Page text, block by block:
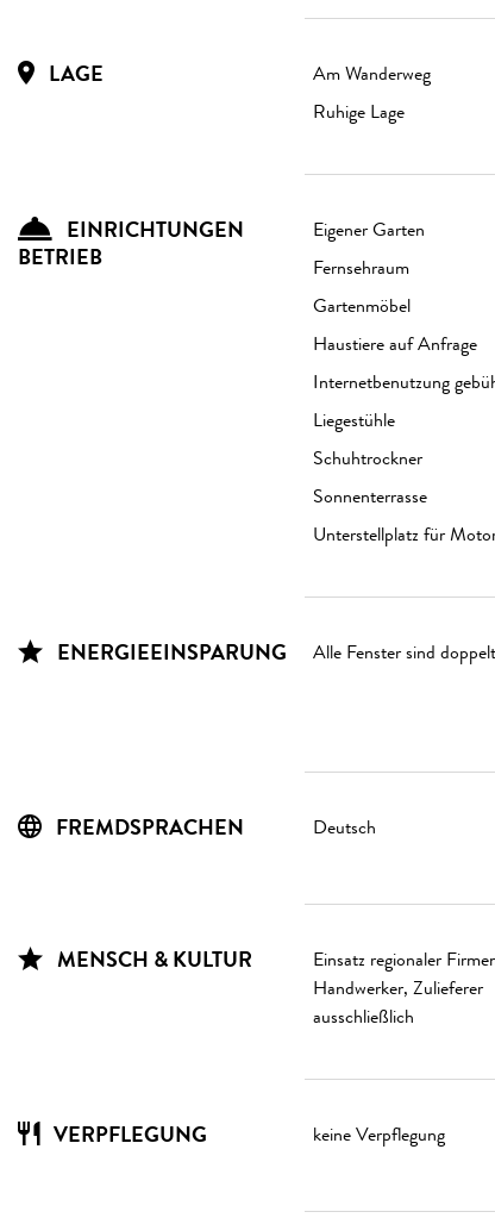
LAGE Am Wanderweg
Ruhige Lage
EINRICHTUNGEN
BETRIEB
Eigener Garten
Fernsehraum
Gartenmöbel
Haustiere auf Anfrage
Internetbenutzung
Liegestühle
Schuhtrockner
Sonnenterrasse
Unterstellplatz für
ENERGIEEINSPARUNG Alle Fenster sind
FREMDSPRACHEN Deutsch
MENSCH & KULTUR
Einsatz regionaler
Handwerker, Zulieferer
ausschließlich
VERPFLEGUNG keine Verpflegung